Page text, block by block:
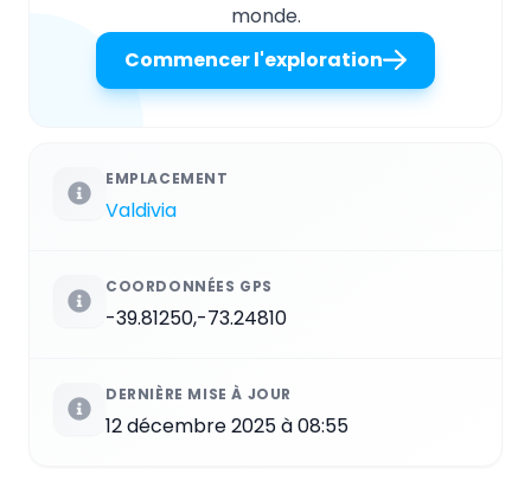
monde.
Commencer l'exploration
EMPLACEMENT
Valdivia
COORDONNÉES GPS
-39.81250,-73.24810
DERNIÈRE MISE À JOUR
12 décembre 2025 à 08:55